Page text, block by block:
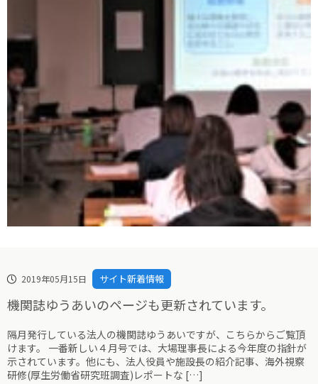
2019年05月15日 サイト新着情報
機関誌ゆうあいのページも更新されています。
隔月発行している法人の機関誌ゆうあいですが、こちらからご覧頂
けます。 一番新しい４月号では、大場理事長による今年度の指針が
示されています。他にも、法人役員や施設長の紹介記事、海外視察
研修(厚生労働省研究班調査)レポートな […]